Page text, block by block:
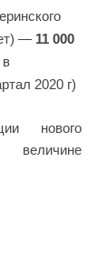
— 11 000
в
2020 г)
нового